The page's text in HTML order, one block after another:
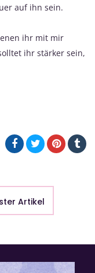
auf ihn sein.
ihr mit mir
ihr stärker sein,
Artikel